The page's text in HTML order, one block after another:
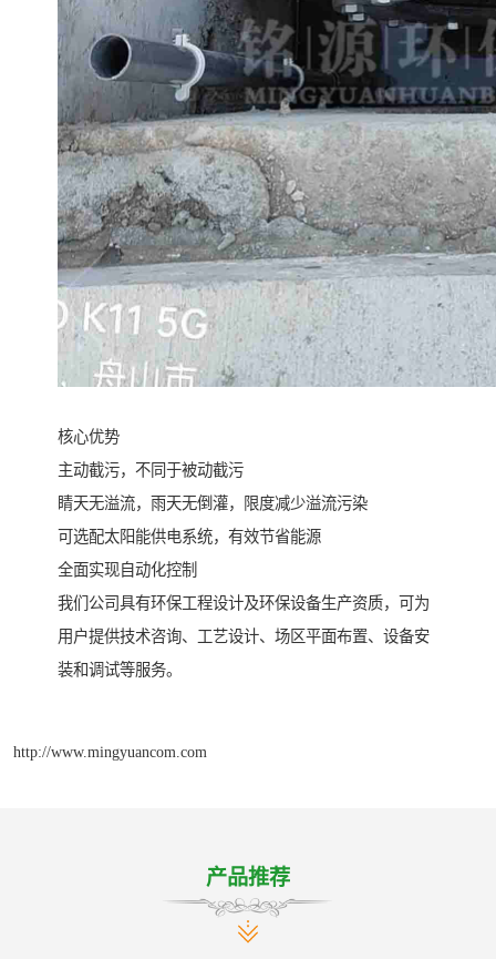
核心优势
主动截污，不同于被动截污
睛天无溢流，雨天无倒灌，限度减少溢流污染
可选配太阳能供电系统，有效节省能源
全面实现自动化控制
我们公司具有环保工程设计及环保设备生产资质，可为
用户提供技术咨询、工艺设计、场区平面布置、设备安
装和调试等服务。
http://www.mingyuancom.com
产品推荐